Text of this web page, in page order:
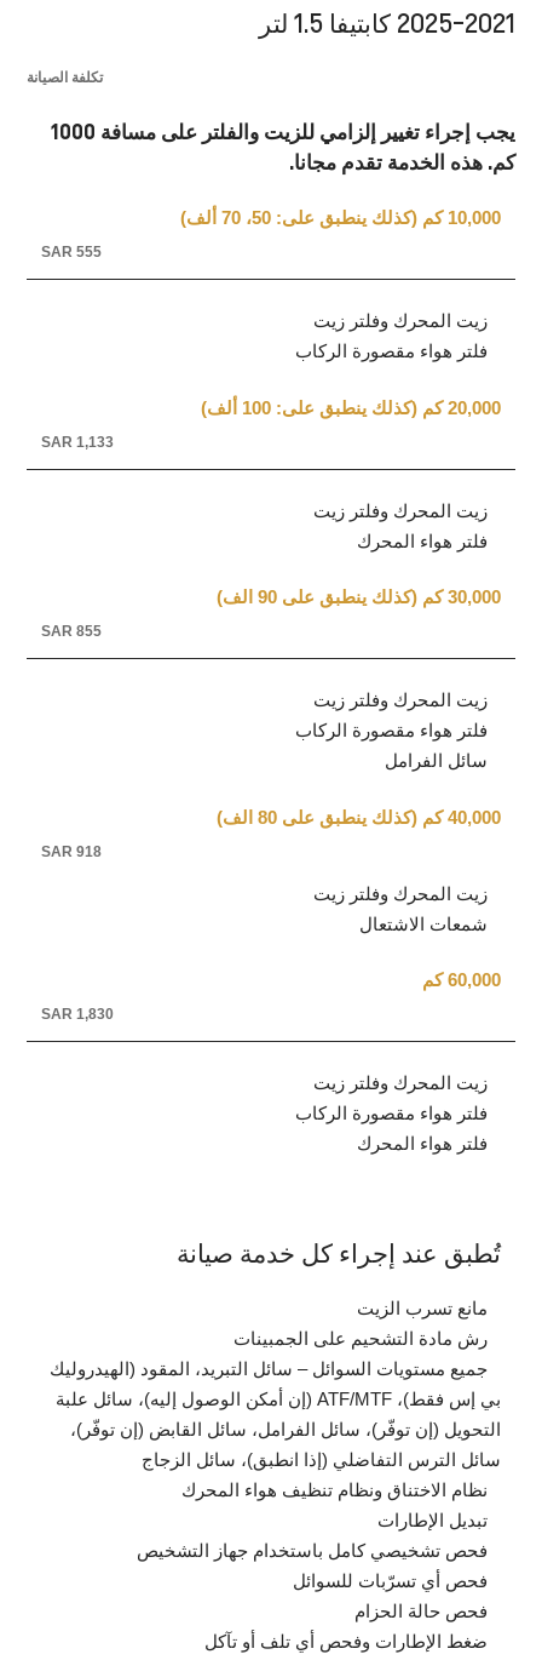
2025-2021 كابتيفا 1.5 لتر
تكلفة الصيانة
يجب إجراء تغيير إلزامي للزيت والفلتر على مسافة 1000
كم. هذه الخدمة تقدم مجانا.
10,000 كم (كذلك ينطبق على: 50، 70 ألف)
SAR 555
زيت المحرك وفلتر زيت
فلتر هواء مقصورة الركاب
20,000 كم (كذلك ينطبق على: 100 ألف)
SAR 1,133
زيت المحرك وفلتر زيت
فلتر هواء المحرك
30,000 كم (كذلك ينطبق على 90 الف)
SAR 855
زيت المحرك وفلتر زيت
فلتر هواء مقصورة الركاب
سائل الفرامل
40,000 كم (كذلك ينطبق على 80 الف)
SAR 918
زيت المحرك وفلتر زيت
شمعات الاشتعال
60,000 كم
SAR 1,830
زيت المحرك وفلتر زيت
فلتر هواء مقصورة الركاب
فلتر هواء المحرك
تُطبق عند إجراء كل خدمة صيانة
مانع تسرب الزيت
رش مادة التشحيم على الجمبينات
جميع مستويات السوائل – سائل التبريد، المقود (الهيدروليك
بي إس فقط)، ATF/MTF (إن أمكن الوصول إليه)، سائل علبة
التحويل (إن توفّر)، سائل الفرامل، سائل القابض (إن توفّر)،
سائل الترس التفاضلي (إذا انطبق)، سائل الزجاج
نظام الاختناق ونظام تنظيف هواء المحرك
تبديل الإطارات
فحص تشخيصي كامل باستخدام جهاز التشخيص
فحص أي تسرّبات للسوائل
فحص حالة الحزام
ضغط الإطارات وفحص أي تلف أو تآكل